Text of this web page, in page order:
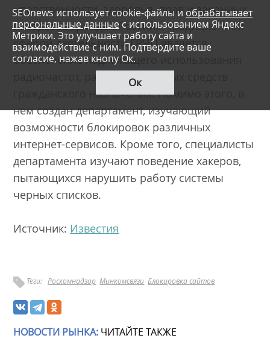
нравственности, здоровья, прав и законных
интересов граждан России». Традиционной
сферой деятельности ГРЧЦ является
обеспечение надлежащего использования
радиочастот, радиоэлектронных средств
гражданского назначения. Помимо этого, в
нем создан департамент, изучающий
возможности блокировок различных
интернет-сервисов. Кроме того, специалисты
департамента изучают поведение хакеров,
пытающихся нарушить работу системы
черных списков.
Источник: Известия
Теги: Роскомнадзор Минкомсвязи Блокировка сайтов
SEOnews использует cookie-файлы и обрабатывает
персональные данныес использованием Яндекс
Метрики. Это улучшает работу сайта и
взаимодействие с ним. Подтвердите ваше
согласие, нажав кнопу Ок.
Ок
НОВОСТИ РЫНКА: ЧИТАЙТЕ ТАКЖЕ